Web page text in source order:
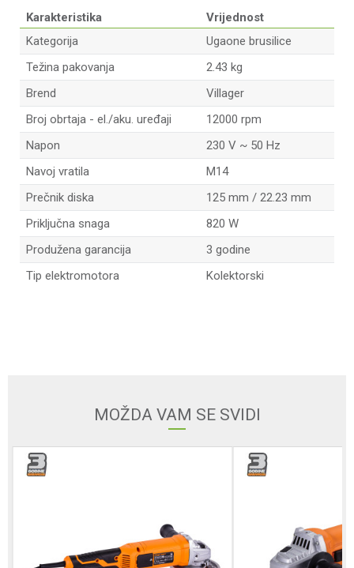
Karakteristika
Vrijednost
Kategorija
Ugaone brusilice
Težina pakovanja
2.43 kg
Brend
Villager
Broj obrtaja - el./aku. uređaji
12000 rpm
Napon
230 V ~ 50 Hz
Navoj vratila
M14
Prečnik diska
125 mm / 22.23 mm
Priključna snaga
820 W
Produžena garancija
3 godine
Tip elektromotora
Kolektorski
Poruka
MOŽDA VAM SE SVIDI